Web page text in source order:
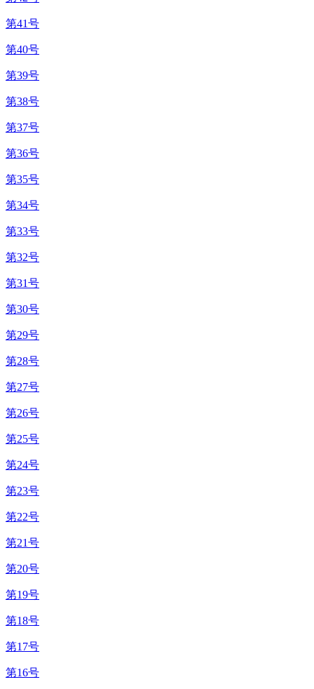
第41号
第40号
第39号
第38号
第37号
第36号
第35号
第34号
第33号
第32号
第31号
第30号
第29号
第28号
第27号
第26号
第25号
第24号
第23号
第22号
第21号
第20号
第19号
第18号
第17号
第16号